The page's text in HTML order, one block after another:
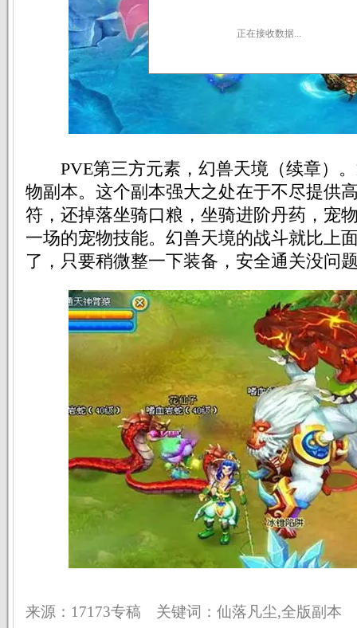
PVE第三方元素，幻兽天境（续章）。
物副本。这个副本强大之处在于不尽提供
符，还掉落坐骑口粮，坐骑进阶丹药，宠
一场的宠物技能。幻兽天境的战斗就比上
了，只要稍微整一下装备，安全通关没问
来源：17173专稿 关键词：仙落凡尘,全版副本
正在接收数据...